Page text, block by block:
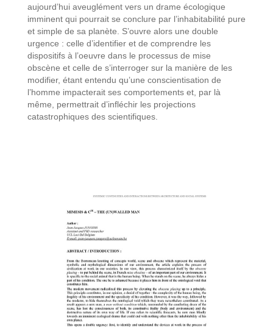
aujourd’hui aveuglément vers un drame écologique
imminent qui pourrait se conclure par l’inhabitabilité pure
et simple de sa planète. S’ouvre alors une double
urgence : celle d’identifier et de comprendre les
dispositifs à l’oeuvre dans le processus de mise
obscène et celle de s’interroger sur la manière de les
modifier, étant entendu qu’une conscientisation de
l’homme impacterait ses comportements et, par là
même, permettrait d’infléchir les projections
catastrophiques des scientifiques.